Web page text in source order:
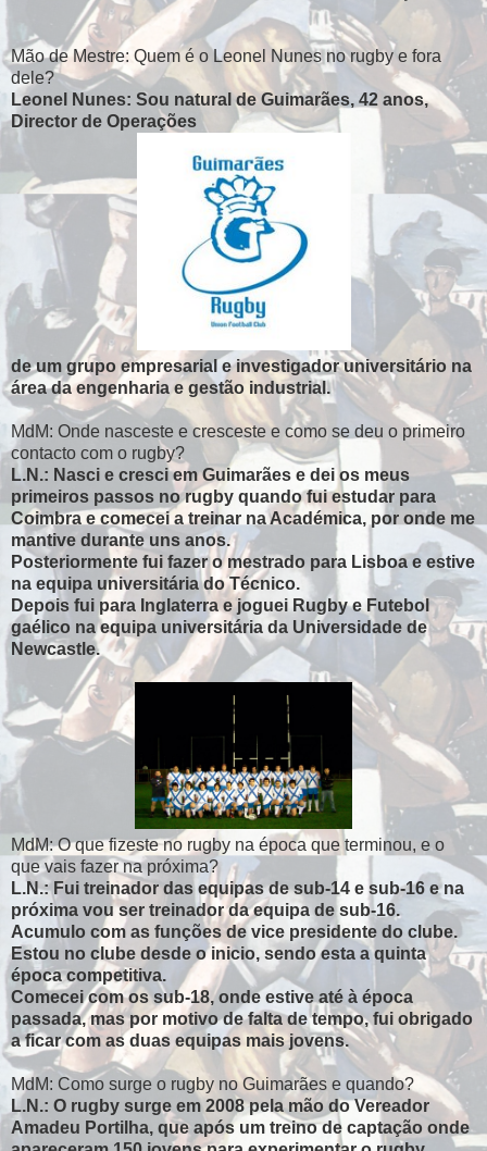
Mão de Mestre: Quem é o Leonel Nunes no rugby e fora
dele?
Leonel Nunes: Sou natural de Guimarães, 42 anos,
Director de Operações
de um grupo empresarial e investigador universitário na
área da engenharia e gestão industrial.
MdM: Onde nasceste e cresceste e como se deu o primeiro
contacto com o rugby?
L.N.: Nasci e cresci em Guimarães e dei os meus
primeiros passos no rugby quando fui estudar para
Coimbra e comecei a treinar na Académica, por onde me
mantive durante uns anos.
Posteriormente fui fazer o mestrado para Lisboa e estive
na equipa universitária do Técnico.
Depois fui para Inglaterra e joguei Rugby e Futebol
gaélico na equipa universitária da Universidade de
Newcastle.
MdM: O que fizeste no rugby na época que terminou, e o
que vais fazer na próxima?
L.N.: Fui treinador das equipas de sub-14 e sub-16 e na
próxima vou ser treinador da equipa de sub-16.
Acumulo com as funções de vice presidente do clube.
Estou no clube desde o inicio, sendo esta a quinta
época competitiva.
Comecei com os sub-18, onde estive até à época
passada, mas por motivo de falta de tempo, fui obrigado
a ficar com as duas equipas mais jovens.
MdM: Como surge o rugby no Guimarães e quando?
L.N.: O rugby surge em 2008 pela mão do Vereador
Amadeu Portilha, que após um treino de captação onde